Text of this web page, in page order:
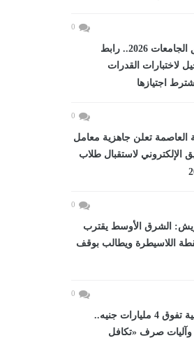
0
تنسيق الجامعات 2026.. رابط
لاختبارات القدرات
اجتيازها
0
العاصمة تعلن جاهزية معامل
الإلكتروني لاستقبال طلاب
0
الشرق الأوسط يقترب
اللاسيطرة ويطالب بوقف
0
بميزانية تفوق 4 مليارات جنيه..
وآليات صرف «تكافل